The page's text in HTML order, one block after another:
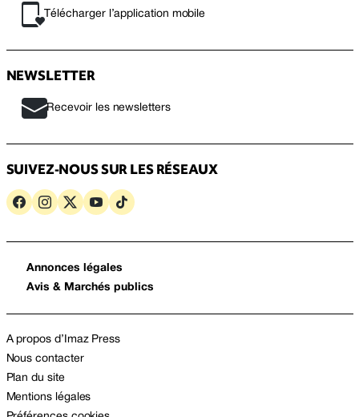
Télécharger l’application mobile
NEWSLETTER
Recevoir les newsletters
SUIVEZ-NOUS SUR LES RÉSEAUX
Annonces légales
Avis & Marchés publics
A propos d’Imaz Press
Nous contacter
Plan du site
Mentions légales